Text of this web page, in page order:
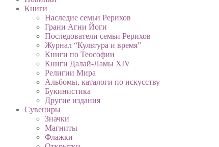
Книги
Наследие семьи Рерихов
Грани Агни Йоги
Последователи семьи Рерихов
Журнал “Культура и время”
Книги по Теософии
Книги Далай-Ламы XIV
Религии Мира
Альбомы, каталоги по искусству
Букинистика
Другие издания
Сувениры
Значки
Магниты
Флажки